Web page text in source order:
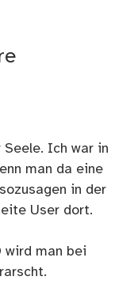
Seele. Ich war in
man da eine
in der
User dort.
wird man bei